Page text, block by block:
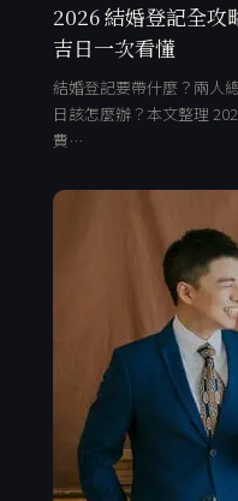
2026 結婚登記全攻
吉日一次看懂
結婚登記要帶什麼？兩人
日該怎麼辦？本文整理
費…